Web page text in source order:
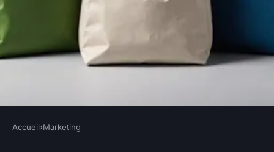
Accueil›Marketing